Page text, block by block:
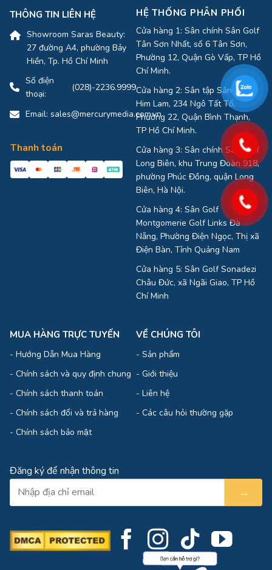
THÔNG TIN LIÊN HỆ
Showroom Saras Beauty:
27 đường A4, phường Bảy
Hiền, Tp. Hồ Chí Minh
Số điện
thoại:
(028)-2236.9999
Email: sales@mercurymedia.com.vn
Thanh toán
HỆ THỐNG PHÂN PHỐI
Cửa hàng 1: Sân chính Sân Golf
Tân Sơn Nhất, số 6 Tân Sơn,
Phường 12, Quận Gò Vấp, TP Hồ
Chí Minh.
Cửa hàng 2: Sân tập Sân Golf
Him Lam, 234 Ngô Tất Tố,
Phường 22, Quận Bình Thạnh,
TP Hồ Chí Minh.
Cửa hàng 3: Sân chính Sân Golf
Long Biên, khu Trung Đoàn 918,
phường Phúc Đồng, quận Long
Biên, Hà Nội.
Cửa hàng 4: Sân Golf
Montgomerie Golf Links Đà
Nẵng, Phường Điện Ngọc, Thị xã
Điện Bàn, Tỉnh Quảng Nam
Cửa hàng 5: Sân Golf Sonadezi
Châu Đức, xã Ngãi Giao, TP Hồ
Chí Minh
MUA HÀNG TRỰC TUYẾN
- Hướng Dẫn Mua Hàng
- Chính sách và quy định chung
- Chính sách thanh toán
- Chính sách đổi và trả hàng
- Chính sách bảo mật
VỀ CHÚNG TÔI
- Sản phẩm
- Giới thiệu
- Liên hệ
- Các câu hỏi thường gặp
Đăng ký để nhận thông tin
→